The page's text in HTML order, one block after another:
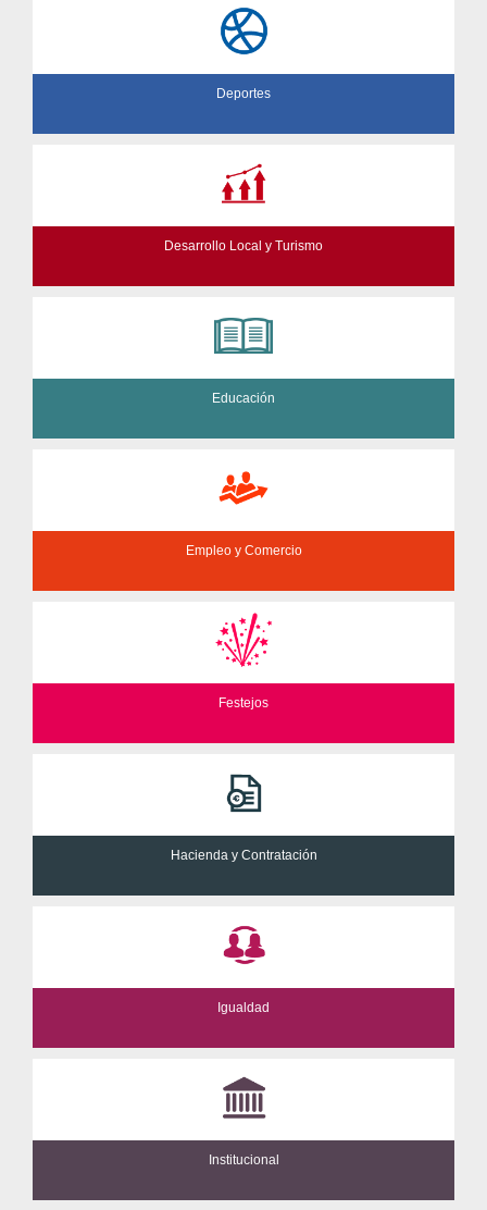
Deportes
Desarrollo Local y Turismo
Educación
Empleo y Comercio
Festejos
Hacienda y Contratación
Igualdad
Institucional